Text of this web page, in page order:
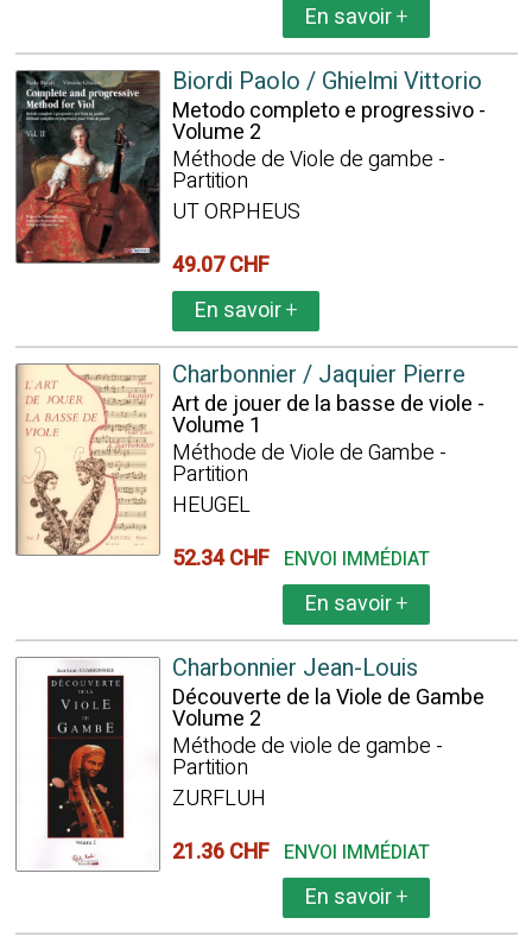
En savoir+
Biordi Paolo / Ghielmi Vittorio
Metodo completo e progressivo -
Volume 2
Méthode de Viole de gambe -
Partition
UT ORPHEUS
49.07 CHF
En savoir+
Charbonnier / Jaquier Pierre
Art de jouer de la basse de viole -
Volume 1
Méthode de Viole de Gambe -
Partition
HEUGEL
52.34 CHF ENVOI IMMÉDIAT
En savoir+
Charbonnier Jean-Louis
Découverte de la Viole de Gambe
Volume 2
Méthode de viole de gambe -
Partition
ZURFLUH
21.36 CHF ENVOI IMMÉDIAT
En savoir+